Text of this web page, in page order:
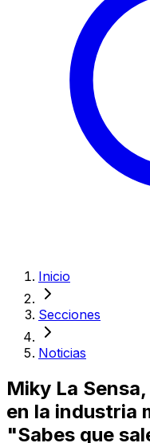
Inicio
Secciones
Noticias
Miky La
en la industria
"Sabes que